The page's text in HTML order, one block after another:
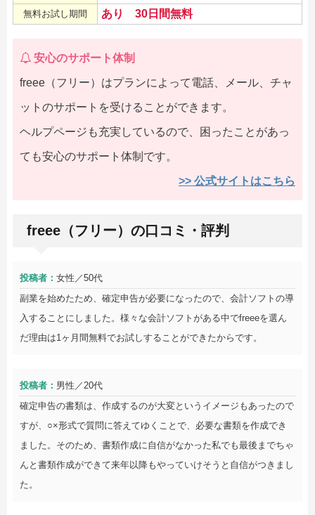
無料お試し期間 あり 30日間無料
安心のサポート体制
freee（フリー）はプランによって電話、メール、チャ
ットのサポートを受けることができます。
ヘルプページも充実しているので、困ったことがあっ
ても安心のサポート体制です。
>> 公式サイトはこちら
freee（フリー）の口コミ・評判
投稿者： 女性／50代
副業を始めたため、確定申告が必要になったので、会計ソフトの導
入することにしました。様々な会計ソフトがある中でfreeeを選ん
だ理由は1ヶ月間無料でお試しすることができたからです。
投稿者： 男性／20代
確定申告の書類は、作成するのが大変というイメージもあったので
すが、○×形式で質問に答えてゆくことで、必要な書類を作成でき
ました。そのため、書類作成に自信がなかった私でも最後までちゃ
んと書類作成ができて来年以降もやっていけそうと自信がつきまし
た。